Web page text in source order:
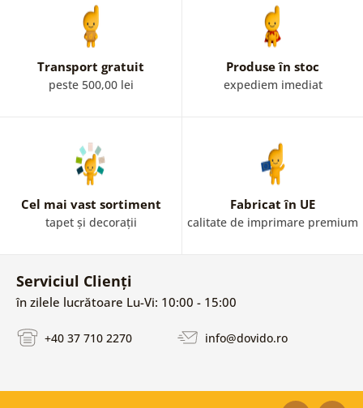
Transport gratuit
peste 500,00 lei
Produse în stoc
expediem imediat
Cel mai vast sortiment
tapet și decorații
Fabricat în UE
calitate de imprimare premium
Serviciul Clienți
în zilele lucrătoare Lu-Vi: 10:00 - 15:00
+40 37 710 2270 info@dovido.ro